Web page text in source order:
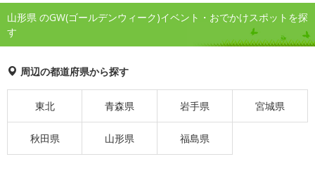
山形県 のGW(ゴールデンウィーク)イベント・おでかけスポットを探
す
周辺の都道府県から探す
東北 青森県 岩手県 宮城県
秋田県 山形県 福島県